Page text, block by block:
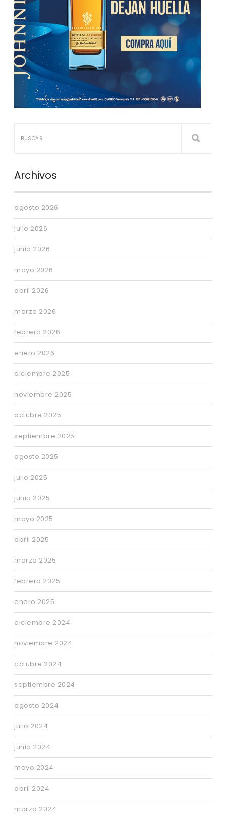
Archivos
agosto 2026
julio 2026
junio 2026
mayo 2026
abril 2026
marzo 2026
febrero 2026
enero 2026
diciembre 2025
noviembre 2025
octubre 2025
septiembre 2025
agosto 2025
julio 2025
junio 2025
mayo 2025
abril 2025
marzo 2025
febrero 2025
enero 2025
diciembre 2024
noviembre 2024
octubre 2024
septiembre 2024
agosto 2024
julio 2024
junio 2024
mayo 2024
abril 2024
marzo 2024